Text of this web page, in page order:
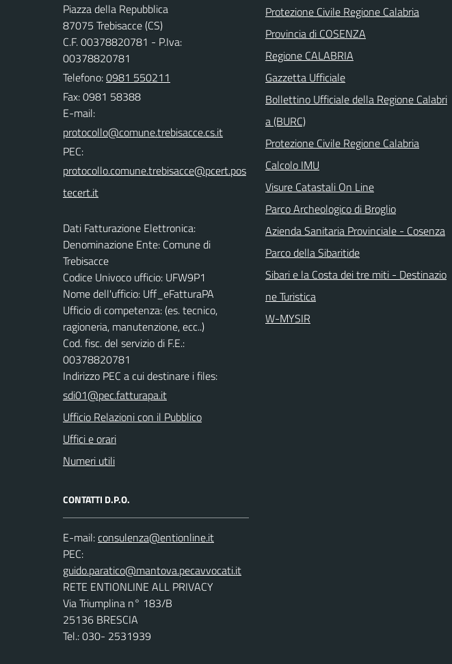
Piazza della Repubblica
87075 Trebisacce (CS)
C.F. 00378820781 - P.Iva:
00378820781
Telefono:0981 550211
Fax: 0981 58388
E-mail:
PEC:
Dati Fatturazione Elettronica:
Denominazione Ente: Comune di
Trebisacce
Codice Univoco ufficio: UFW9P1
Nome dell'ufficio: Uff_eFatturaPA
Ufficio di competenza: (es. tecnico,
ragioneria, manutenzione, ecc..)
Cod. fisc. del servizio di F.E.:
00378820781
Indirizzo PEC a cui destinare i files:
sdi01@pec.fatturapa.it
Ufficio Relazioni con il Pubblico
Uffici e orari
Numeri utili
CONTATTI D.P.O.
E-mail:
PEC:
RETE ENTIONLINE ALL PRIVACY
Via Triumplina n° 183/B
25136 BRESCIA
Tel.: 030- 2531939
Protezione Civile Regione Calabria
Provincia di COSENZA
Regione CALABRIA
Gazzetta Ufficiale
Bollettino Ufficiale della Regione Calabri
a (BURC)
Protezione Civile Regione Calabria
Calcolo IMU
Visure Catastali On Line
Parco Archeologico di Broglio
Azienda Sanitaria Provinciale - Cosenza
Parco della Sibaritide
Sibari e la Costa dei tre miti - Destinazio
ne Turistica
W-MYSIR